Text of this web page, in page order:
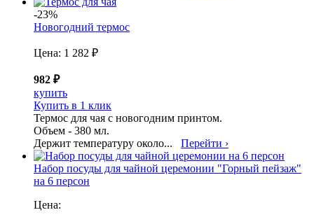
-23%
Новогодний термос
Цена: 1 282 ₽
982 ₽
купить
Купить в 1 клик
Термос для чая с новогодним принтом.
Объем - 380 мл.
Держит температуру около... Перейти ›
Набор посуды для чайной церемонии "Горный пейзаж"
на 6 персон
Цена: